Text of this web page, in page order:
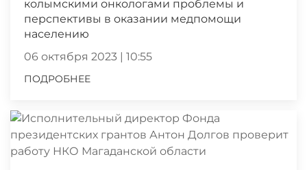
колымскими онкологами проблемы и
перспективы в оказании медпомощи
населению
06 октября 2023 | 10:55
ПОДРОБНЕЕ